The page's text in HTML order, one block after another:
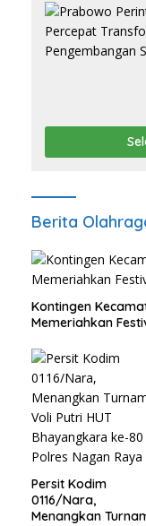
Berita
Kontingen
Memeriahkan
Persit Kodim
0116/Nara,
Menangkan